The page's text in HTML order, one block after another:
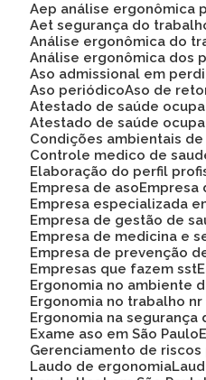
Aep análise ergonômica
Aet segurança do
Análise ergonômica do
Análise ergonômica dos
Aso admissional em
Aso periódico Aso de
Atestado de saúde
Atestado de saúde
Condições ambientais
Controle medico de
Elaboração do perfil
Empresa de aso
Empresa especializada
Empresa de gestão de
Empresa de medicina e
Empresa de prevenção
Empresas que fazem sst
Ergonomia no ambiente
Ergonomia no trabalho nr
Ergonomia na
Exame aso em São Paulo
Gerenciamento de
Laudo de ergonomia